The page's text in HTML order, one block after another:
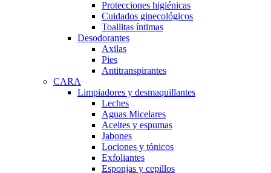
Protecciones higiénicas
Cuidados ginecológicos
Toallitas íntimas
Desodorantes
Axilas
Pies
Antitranspirantes
CARA
Limpiadores y desmaquillantes
Leches
Aguas Micelares
Aceites y espumas
Jabones
Lociones y tónicos
Exfoliantes
Esponjas y cepillos